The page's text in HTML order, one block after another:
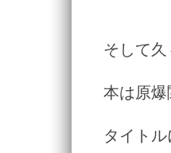
そして
本は原
タイト